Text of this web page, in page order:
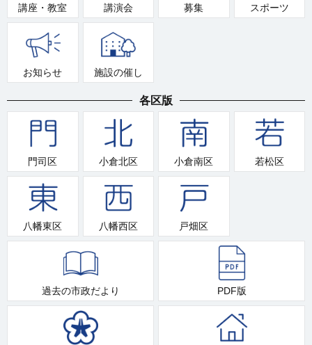
講座・教室 講演会 募集 スポーツ
お知らせ 施設の催し
各区版
門司区 小倉北区 小倉南区 若松区
八幡東区 八幡西区 戸畑区
過去の市政だより PDF版